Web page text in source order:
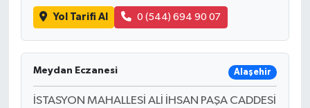
Yol Tarifi Al 0 (544) 694 90 07
Meydan Eczanesi Alaşehir
İSTASYON MAHALLESİ ALİ İHSAN PAŞA CADDESİ